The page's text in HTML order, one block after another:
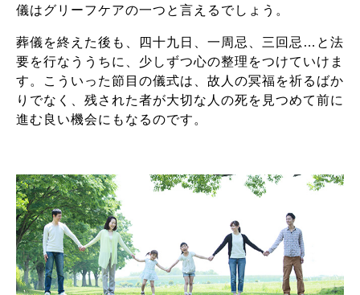
儀はグリーフケアの一つと言えるでしょう。
葬儀を終えた後も、四十九日、一周忌、三回忌…と法
要を行なううちに、少しずつ心の整理をつけていけま
す。こういった節目の儀式は、故人の冥福を祈るばか
りでなく、残された者が大切な人の死を見つめて前に
進む良い機会にもなるのです。